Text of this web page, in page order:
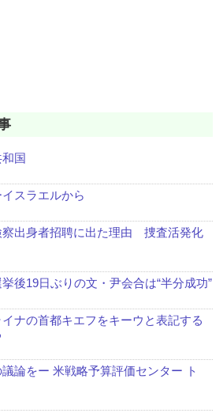
和国
スラエルから
察出身者招聘に出た理由 捜査活発化
挙後19日ぶりの文・尹会合は“半分成功”
イナの首都キエフをキーウと表記する
論をー 米戦略予算評価センター ト